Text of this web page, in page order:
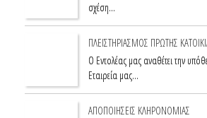
σχέση…
ΠΛΕΙΣΤΗΡΙΑΣΜΟΣ ΠΡΩΤΗΣ
Ο Εντολέας μας αναθέτει την
Εταιρεία μας…
ΑΠΟΠΟΙΗΣΕΙΣ ΚΛΗΡΟΝΟΜΙΑΣ